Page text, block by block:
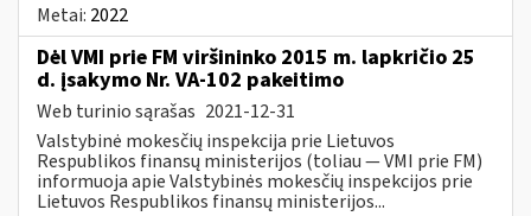
Metai: 2022
Dėl VMI prie FM viršininko 2015 m. lapkričio 25
d. įsakymo Nr. VA-102 pakeitimo
Web turinio sąrašas 2021-12-31
Valstybinė mokesčių inspekcija prie Lietuvos
Respublikos finansų ministerijos (toliau ― VMI prie FM)
informuoja apie Valstybinės mokesčių inspekcijos prie
Lietuvos Respublikos finansų ministerijos...